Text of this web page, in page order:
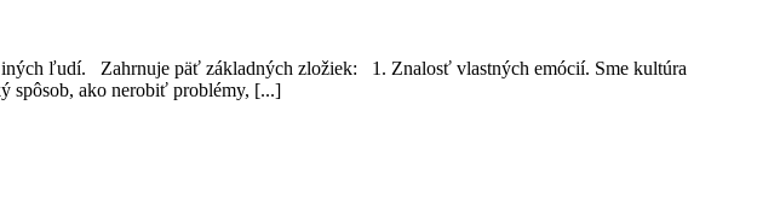
iných ľudí. Zahrnuje päť základných zložiek: 1. Znalosť vlastných emócií. Sme kultúra
spôsob, ako nerobiť problémy, [...]